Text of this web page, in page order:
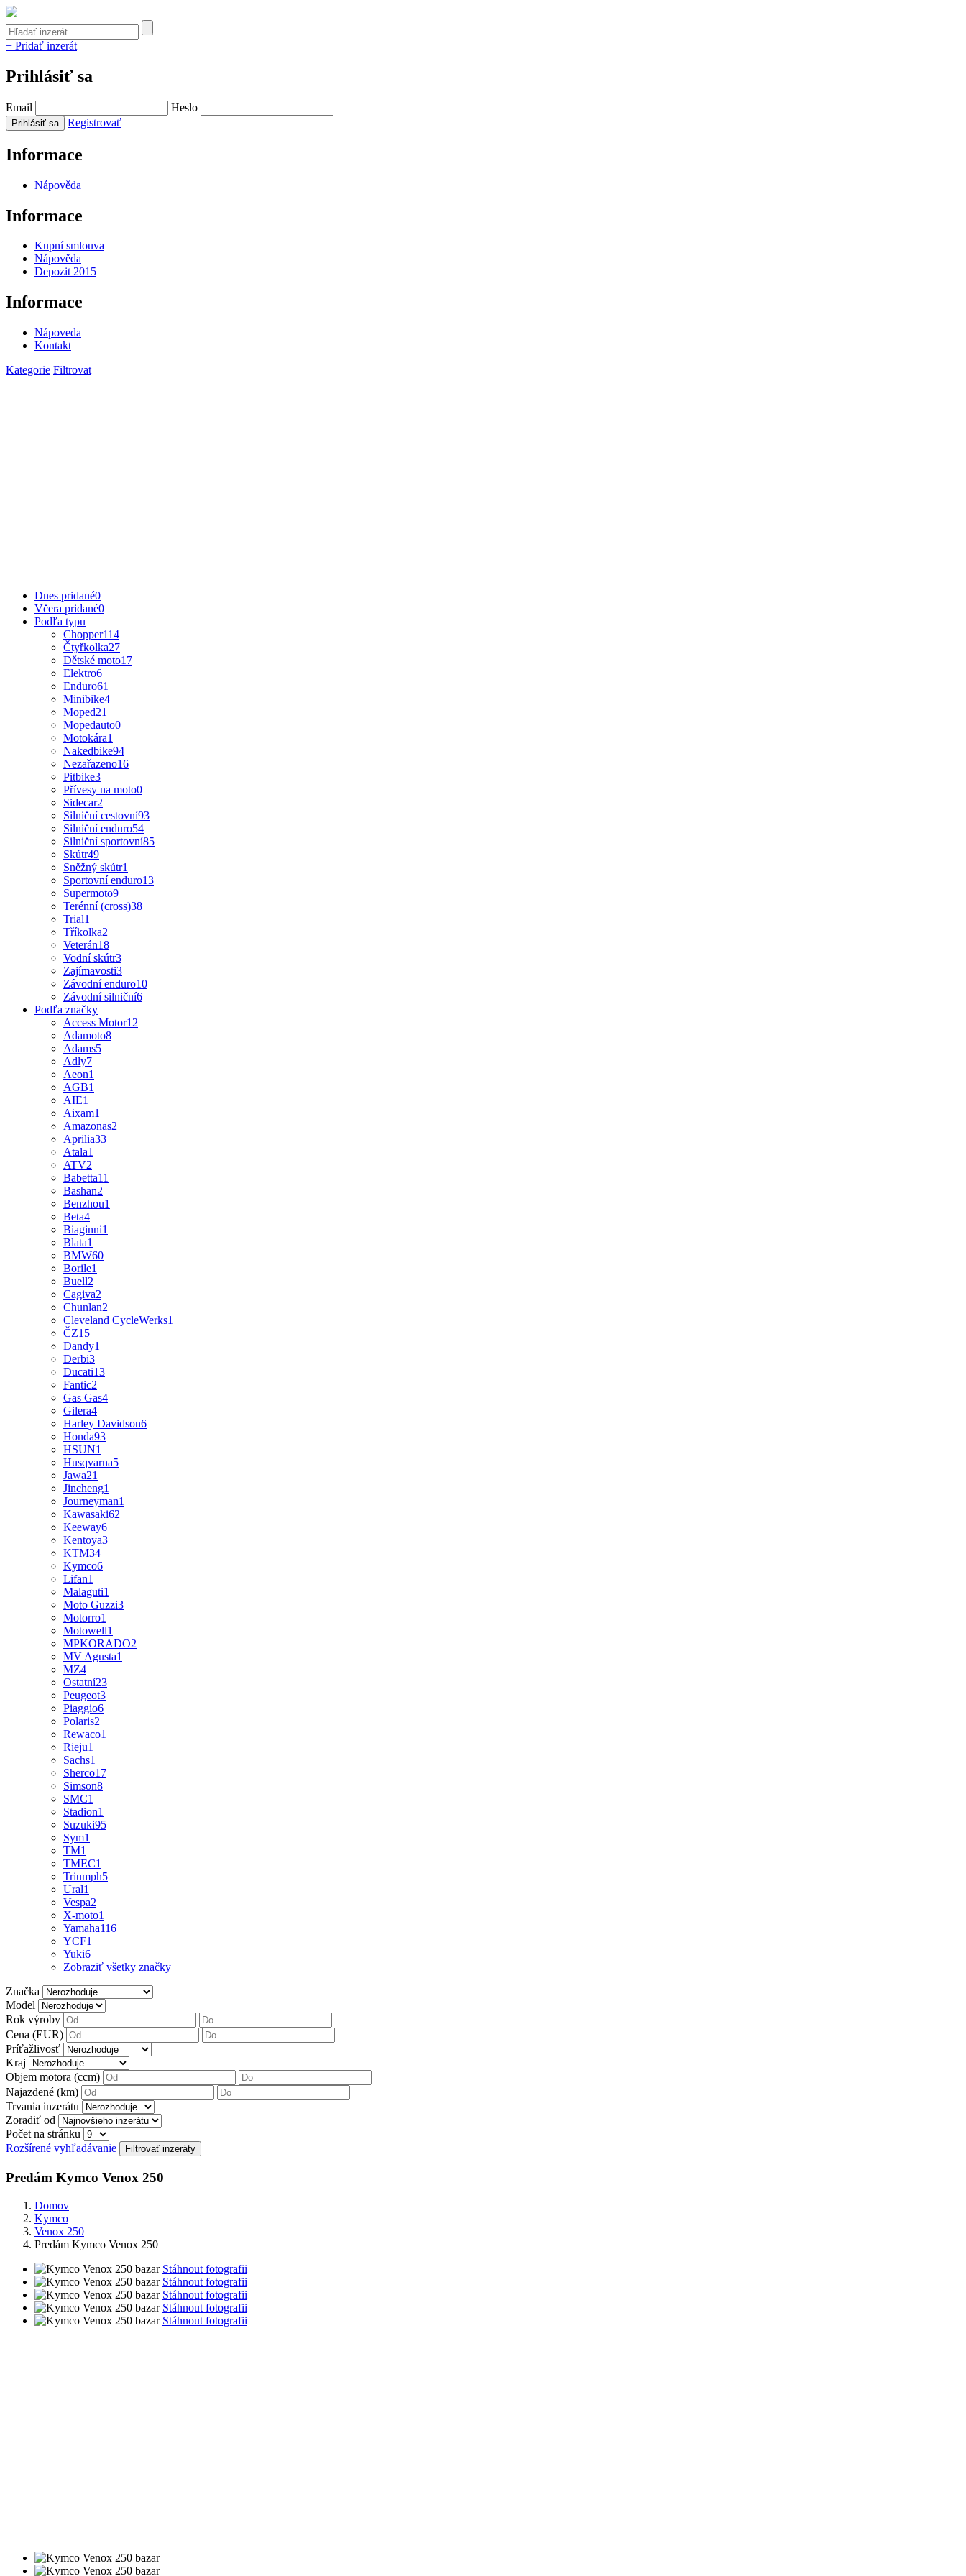
+ Pridať inzerát
Prihlásiť sa
Email
Heslo
Registrovať
Informace
Nápověda
Informace
Kupní smlouva
Nápověda
Depozit 2015
Informace
Nápoveda
Kontakt
Kategorie Filtrovat
Dnes pridané0
Včera pridané0
Podľa typu
Chopper114
Čtyřkolka27
Dětské moto17
Elektro6
Enduro61
Minibike4
Moped21
Mopedauto0
Motokára1
Nakedbike94
Nezařazeno16
Pitbike3
Přívesy na moto0
Sidecar2
Silniční cestovní93
Silniční enduro54
Silniční sportovní85
Skútr49
Sněžný skútr1
Sportovní enduro13
Supermoto9
Terénní (cross)38
Trial1
Tříkolka2
Veterán18
Vodní skútr3
Zajímavosti3
Závodní enduro10
Závodní silniční6
Podľa značky
Access Motor12
Adamoto8
Adams5
Adly7
Aeon1
AGB1
AIE1
Aixam1
Amazonas2
Aprilia33
Atala1
ATV2
Babetta11
Bashan2
Benzhou1
Beta4
Biaginni1
Blata1
BMW60
Borile1
Buell2
Cagiva2
Chunlan2
Cleveland CycleWerks1
ČZ15
Dandy1
Derbi3
Ducati13
Fantic2
Gas Gas4
Gilera4
Harley Davidson6
Honda93
HSUN1
Husqvarna5
Jawa21
Jincheng1
Journeyman1
Kawasaki62
Keeway6
Kentoya3
KTM34
Kymco6
Lifan1
Malaguti1
Moto Guzzi3
Motorro1
Motowell1
MPKORADO2
MV Agusta1
MZ4
Ostatní23
Peugeot3
Piaggio6
Polaris2
Rewaco1
Rieju1
Sachs1
Sherco17
Simson8
SMC1
Stadion1
Suzuki95
Sym1
TM1
TMEC1
Triumph5
Ural1
Vespa2
X-moto1
Yamaha116
YCF1
Yuki6
Zobraziť všetky značky
Značka
Model
Rok výroby
Cena (EUR)
Príťažlivosť
Kraj
Objem motora (ccm)
Najazdené (km)
Trvania inzerátu
Zoradiť od
Počet na stránku
Rozšírené vyhľadávanie
Predám Kymco Venox 250
Domov
Kymco
Venox 250
Predám Kymco Venox 250
Stáhnout fotografii
Stáhnout fotografii
Stáhnout fotografii
Stáhnout fotografii
Stáhnout fotografii